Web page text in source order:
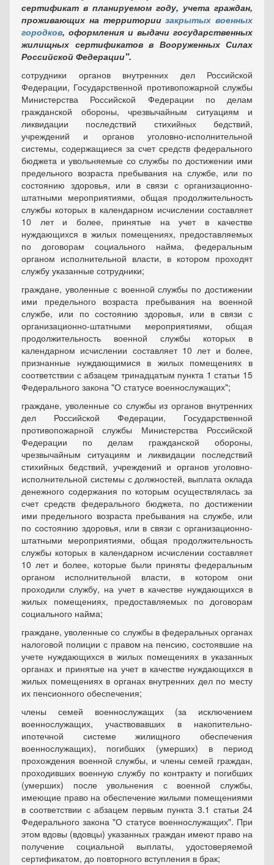
сертификат в планируемом году, учета граждан,
проживающих на территориизакрытых военных
городков, оформления и выдачи государственных
жилищных сертификатов в Вооруженных Силах
Российской Федерации".
сотрудники органов внутренних дел Российской
Федерации, Государственной противопожарной службы
Министерства Российской Федерации по делам
гражданской обороны, чрезвычайным ситуациям и
ликвидации последствий стихийных бедствий,
учреждений и органов уголовно-исполнительной
системы, содержащиеся за счет средств федерального
бюджета и увольняемые со службы по достижении ими
предельного возраста пребывания на службе, или по
состоянию здоровья, или в связи с организационно-
штатными мероприятиями, общая продолжительность
службы которых в календарном исчислении составляет
10 лет и более, принятые на учет в качестве
нуждающихся в жилых помещениях, предоставляемых
по договорам социального найма, федеральным
органом исполнительной власти, в котором проходят
службу указанные сотрудники;
граждане, уволенные с военной службы по достижении
ими предельного возраста пребывания на военной
службе, или по состоянию здоровья, или в связи с
организационно-штатными мероприятиями, общая
продолжительность военной службы которых в
календарном исчислении составляет 10 лет и более,
признанные нуждающимися в жилых помещениях в
соответствии с абзацем тринадцатым пункта 1 статьи 15
Федерального закона "О статусе военнослужащих";
граждане, уволенные со службы из органов внутренних
дел Российской Федерации, Государственной
противопожарной службы Министерства Российской
Федерации по делам гражданской обороны,
чрезвычайным ситуациям и ликвидации последствий
стихийных бедствий, учреждений и органов уголовно-
исполнительной системы с должностей, выплата оклада
денежного содержания по которым осуществлялась за
счет средств федерального бюджета, по достижении
ими предельного возраста пребывания на службе, или
по состоянию здоровья, или в связи с организационно-
штатными мероприятиями, общая продолжительность
службы которых в календарном исчислении составляет
10 лет и более, которые были приняты федеральным
органом исполнительной власти, в котором они
проходили службу, на учет в качестве нуждающихся в
жилых помещениях, предоставляемых по договорам
социального найма;
граждане, уволенные со службы в федеральных органах
налоговой полиции с правом на пенсию, состоявшие на
учете нуждающихся в жилых помещениях в указанных
органах и принятые на учет в качестве нуждающихся в
жилых помещениях в органах внутренних дел по месту
их пенсионного обеспечения;
члены семей военнослужащих (за исключением
военнослужащих, участвовавших в накопительно-
ипотечной системе жилищного обеспечения
военнослужащих), погибших (умерших) в период
прохождения военной службы, и члены семей граждан,
проходивших военную службу по контракту и погибших
(умерших) после увольнения с военной службы,
имеющие право на обеспечение жилыми помещениями
в соответствии с абзацем первым пункта 3.1 статьи 24
Федерального закона "О статусе военнослужащих". При
этом вдовы (вдовцы) указанных граждан имеют право на
получение социальной выплаты, удостоверяемой
сертификатом, до повторного вступления в брак;